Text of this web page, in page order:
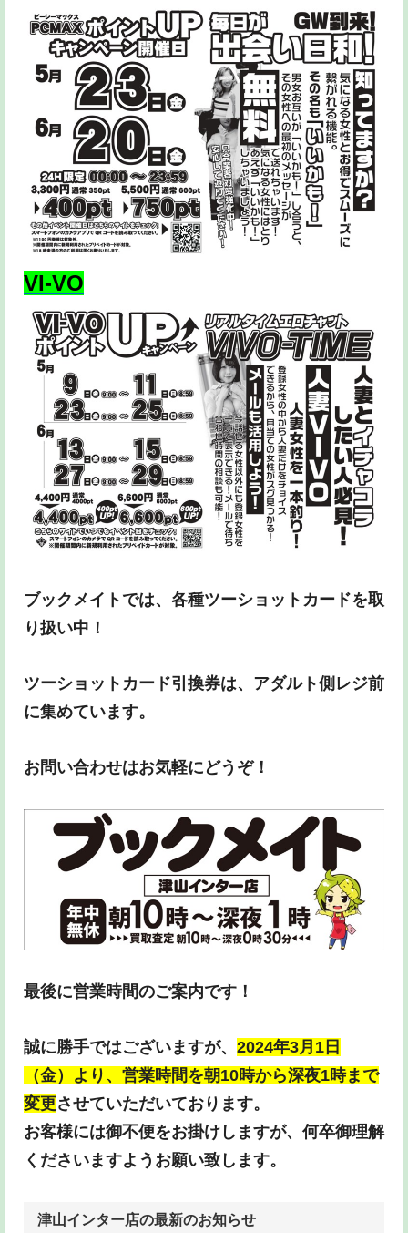
VI-VO
ブックメイトでは、各種ツーショットカードを取
り扱い中！
ツーショットカード引換券は、アダルト側レジ前
に集めています。
お問い合わせはお気軽にどうぞ！
最後に営業時間のご案内です！
誠に勝手ではございますが、 2024年3月1日
（金）より、営業時間を朝10時から深夜1時まで
変更させていただいております。
お客様には御不便をお掛けしますが、何卒御理解
くださいますようお願い致します。
津山インター店の最新のお知らせ